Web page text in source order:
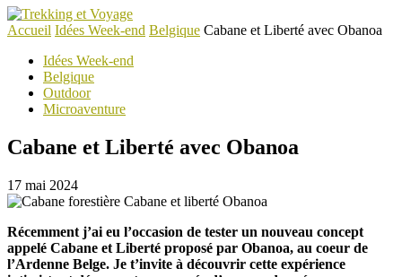
Accueil Idées Week-end Belgique Cabane et Liberté avec Obanoa
Idées Week-end
Belgique
Outdoor
Microaventure
Cabane et Liberté avec Obanoa
17 mai 2024
Récemment j’ai eu l’occasion de tester un nouveau concept
appelé Cabane et Liberté proposé par Obanoa, au coeur de
l’Ardenne Belge. Je t’invite à découvrir cette expérience